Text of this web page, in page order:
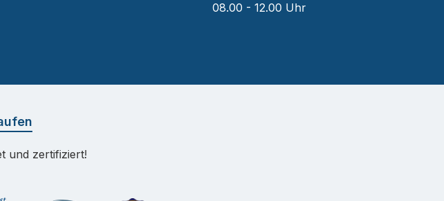
08.00 - 12.00 Uhr
und zertifiziert!